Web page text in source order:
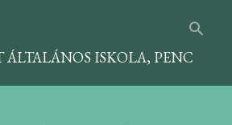
ÁLTALÁNOS ISKOLA, PENC